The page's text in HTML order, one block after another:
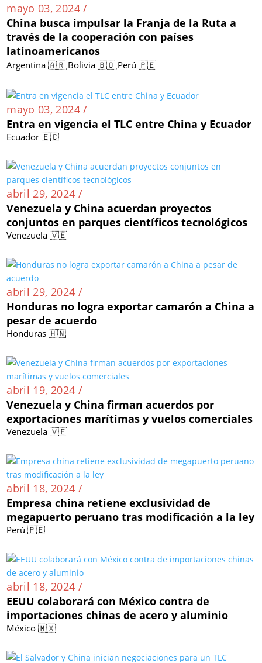
mayo 03, 2024 /
China busca impulsar la Franja de la Ruta a
través de la cooperación con países
latinoamericanos
Argentina 🇦🇷,Bolivia 🇧🇴,Perú 🇵🇪
mayo 03, 2024 /
Entra en vigencia el TLC entre China y Ecuador
Ecuador 🇪🇨
abril 29, 2024 /
Venezuela y China acuerdan proyectos
conjuntos en parques científicos tecnológicos
Venezuela 🇻🇪
abril 29, 2024 /
Honduras no logra exportar camarón a China a
pesar de acuerdo
Honduras 🇭🇳
abril 19, 2024 /
Venezuela y China firman acuerdos por
exportaciones marítimas y vuelos comerciales
Venezuela 🇻🇪
abril 18, 2024 /
Empresa china retiene exclusividad de
megapuerto peruano tras modificación a la ley
Perú 🇵🇪
abril 18, 2024 /
EEUU colaborará con México contra de
importaciones chinas de acero y aluminio
México 🇲🇽